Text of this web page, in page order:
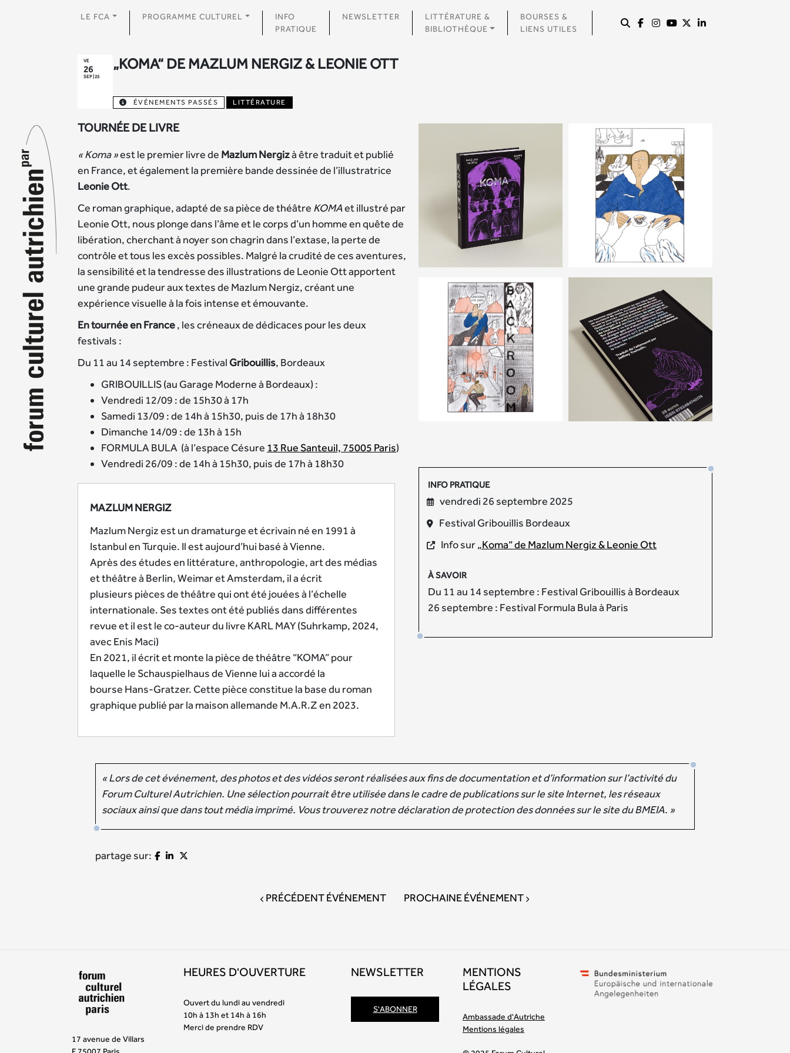
LE FCA PROGRAMME CULTUREL
INFO
PRATIQUE
NEWSLETTER
LITTÉRATURE &
BIBLIOTHÈQUE
BOURSES &
LIENS UTILES
VE
26
SEP | 25
„KOMA“ DE MAZLUM NERGIZ & LEONIE OTT
ÉVÉNEMENTS PASSÉS LITTÉRATURE
INFO PRATIQUE
vendredi 26 septembre 2025
Festival Gribouillis Bordeaux
Info sur„Koma“ de Mazlum Nergiz & Leonie Ott
À SAVOIR
Du 11 au 14 septembre : Festival Gribouillis à Bordeaux
26 septembre : Festival Formula Bula à Paris
TOURNÉE DE LIVRE
« Koma »est le premier livre de Mazlum Nergizà être traduit et publié
en France, et également la première bande dessinée de l’illustratrice
Leonie Ott.
Ce roman graphique, adapté de sa pièce de théâtre KOMAet illustré par
Leonie Ott, nous plonge dans l’âme et le corps d’un homme en quête de
libération, cherchant à noyer son chagrin dans l’extase, la perte de
contrôle et tous les excès possibles. Malgré la crudité de ces aventures,
la sensibilité et la tendresse des illustrations de Leonie Ott apportent
une grande pudeur aux textes de Mazlum Nergiz, créant une
expérience visuelle à la fois intense et émouvante.
En tournée en France, les créneaux de dédicaces pour les deux
festivals :
Du 11 au 14 septembre : Festival Gribouillis, Bordeaux
GRIBOUILLIS (au Garage Moderne à Bordeaux) :
Vendredi 12/09 : de 15h30 à 17h
Samedi 13/09 : de 14h à 15h30, puis de 17h à 18h30
Dimanche 14/09 : de 13h à 15h
FORMULA BULA (à l’espace Césure 13 Rue Santeuil, 75005 Paris)
Vendredi 26/09 : de 14h à 15h30, puis de 17h à 18h30
MAZLUM NERGIZ
Mazlum Nergiz est un dramaturge et écrivain né en 1991 à
Istanbul en Turquie. Il est aujourd’hui basé à Vienne.
Après des études en littérature, anthropologie, art des médias
et théâtre à Berlin, Weimar et Amsterdam, il a écrit
plusieurs pièces de théâtre qui ont été jouées à l’échelle
internationale. Ses textes ont été publiés dans différentes
revue et il est le co-auteur du livre KARL MAY (Suhrkamp, 2024,
avec Enis Maci)
En 2021, il écrit et monte la pièce de théâtre “KOMA” pour
laquelle le Schauspielhaus de Vienne lui a accordé la
bourse Hans-Gratzer. Cette pièce constitue la base du roman
graphique publié par la maison allemande M.A.R.Z en 2023.
« Lors de cet événement, des photos et des vidéos seront réalisées aux fins de documentation et d’information sur l’activité du
Forum Culturel Autrichien. Une sélection pourrait être utilisée dans le cadre de publications sur le site Internet, les réseaux
sociaux ainsi que dans tout média imprimé. Vous trouverez notre déclaration de protection des données sur le site du BMEIA. »
partage sur:
PRÉCÉDENT ÉVÉNEMENT PROCHAINE ÉVÉNEMENT
17 avenue de Villars
HEURES D'OUVERTURE
Ouvert du lundi au vendredi
10h à 13h et 14h à 16h
Merci de prendre RDV
NEWSLETTER
S'ABONNER
MENTIONS
LÉGALES
Ambassade d'Autriche
Mentions légales